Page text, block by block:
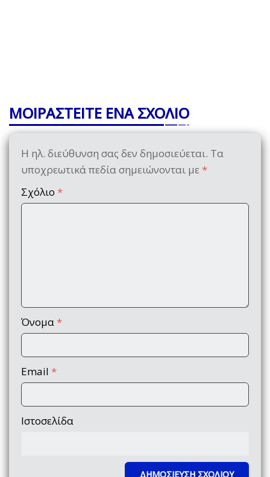
ΜΟΙΡΑΣΤΕΙΤΕ ΕΝΑ ΣΧΟΛΙΟ
Η ηλ. διεύθυνση σας δεν δημοσιεύεται. Τα
υποχρεωτικά πεδία σημειώνονται με *
Σχόλιο *
Όνομα *
Email *
Ιστοσελίδα